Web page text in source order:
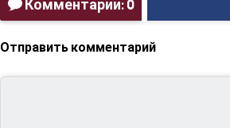
Отправить комментарий